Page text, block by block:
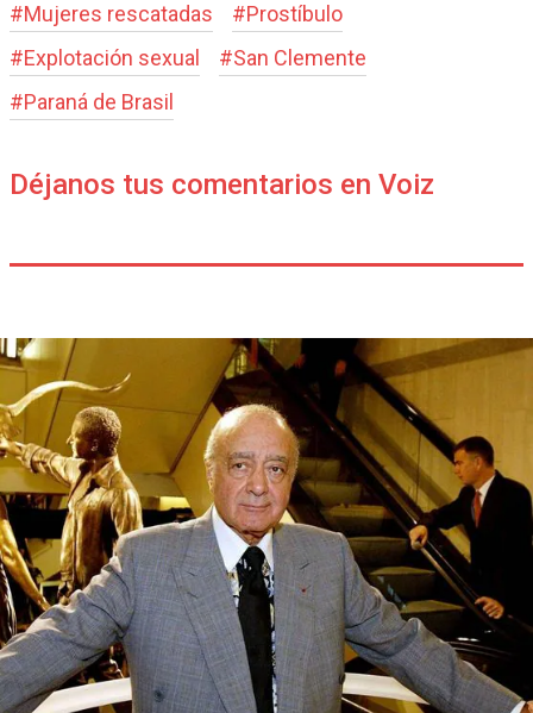
#Mujeres rescatadas #Prostíbulo
#Explotación sexual #San Clemente
#Paraná de Brasil
Déjanos tus comentarios en Voiz